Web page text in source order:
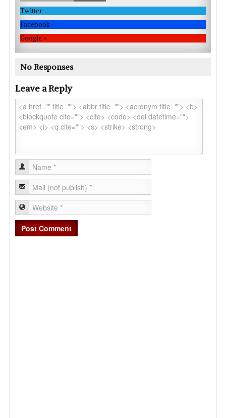
Twitter
Facebook
Google +
No Responses
Leave a Reply